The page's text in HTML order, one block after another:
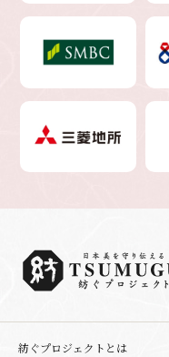
紡ぐプロジェクトとは